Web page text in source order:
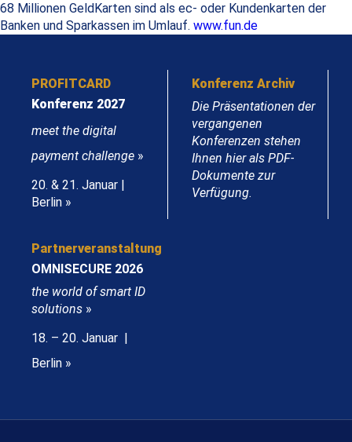
68 Millionen GeldKarten sind als ec- oder Kundenkarten der
Banken und Sparkassen im Umlauf. www.fun.de
PROFITCARD
Konferenz 2027
meet the digital
payment challenge »
20. & 21. Januar |
Berlin »
Konferenz Archiv
Die Präsentationen der
vergangenen
Konferenzen stehen
Ihnen hier als PDF-
Dokumente zur
Verfügung.
Partnerveranstaltung
OMNISECURE 2026
the world of smart ID
solutions »
18. – 20. Januar |
Berlin »